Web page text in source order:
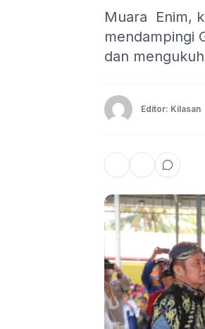
Muara Enim,
mendampingi
dan
Editor: Kilasan